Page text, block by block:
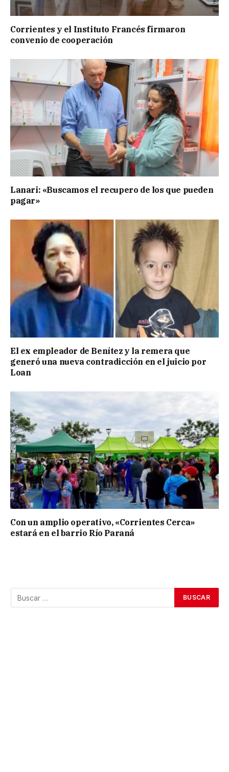
Corrientes y el Instituto Francés firmaron
convenio de cooperación
Lanari: «Buscamos el recupero de los que pueden
pagar»
El ex empleador de Benítez y la remera que
generó una nueva contradicción en el juicio por
Loan
Con un amplio operativo, «Corrientes Cerca»
estará en el barrio Río Paraná